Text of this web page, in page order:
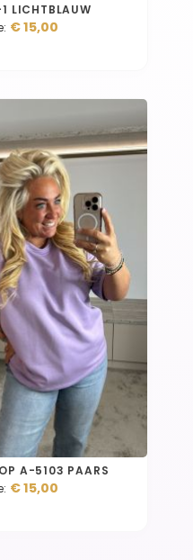
LICHTBLAUW
€ 15,00
A-5103 PAARS
€ 15,00